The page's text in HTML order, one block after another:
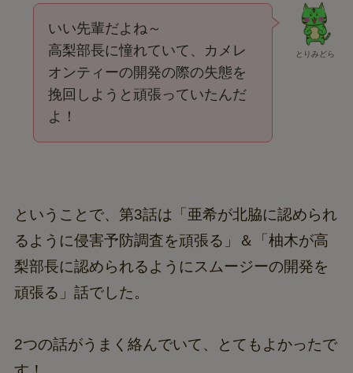
とりみどら
いい先輩だよね～
高梨部長に憧れていて、カメレ
オンティーの開発の際の失態を
挽回しようと頑張っていたんだ
よ！
ということで、第3話は「亜希が北脇に認められ
るように侵害予防調査を頑張る」＆「柚木が高
梨部長に認められるようにスムージーの開発を
頑張る」話でした。
2つの話がうまく絡んでいて、とてもよかったで